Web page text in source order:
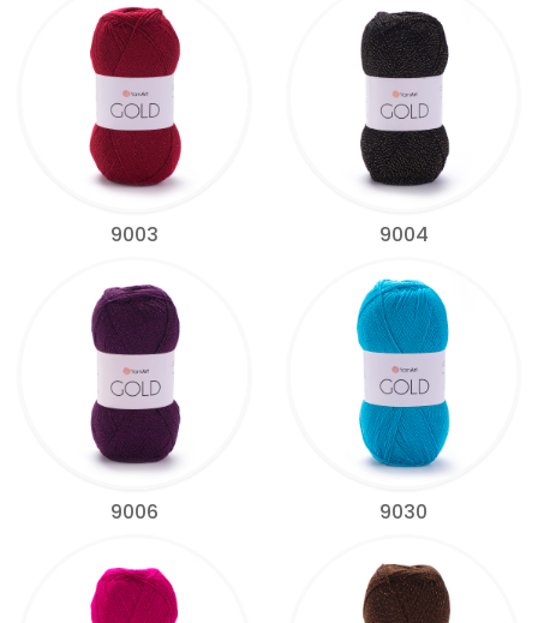
9003 9004
9006 9030